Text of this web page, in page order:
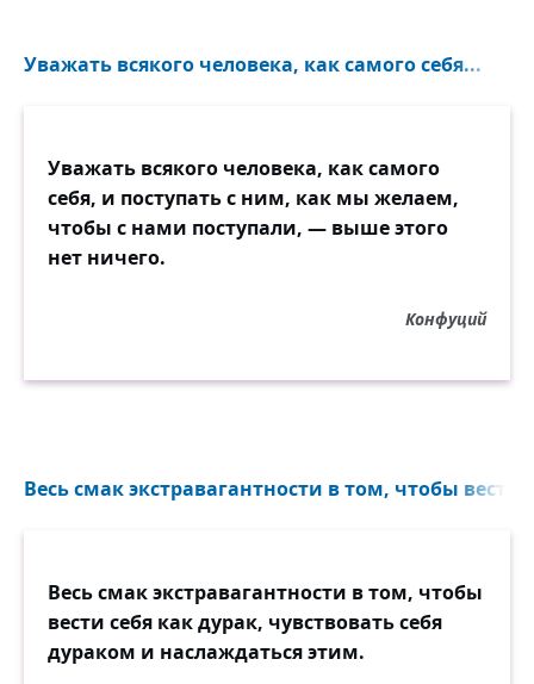
Уважать всякого человека, как самого себя...
Уважать всякого человека, как самого
себя, и поступать с ним, как мы желаем,
чтобы с нами поступали, — выше этого
нет ничего.
Конфуций
Весь смак экстравагантности в том, чтобы вести
Весь смак экстравагантности в том, чтобы
вести себя как дурак, чувствовать себя
дураком и наслаждаться этим.